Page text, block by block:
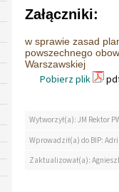
Załączniki:
w sprawie zasad
powszechnego
Warszawskiej
Pobierz plik
Wytworzył(a): JM Rektor
Wprowadził(a) do BIP:
Zaktualizował(a):